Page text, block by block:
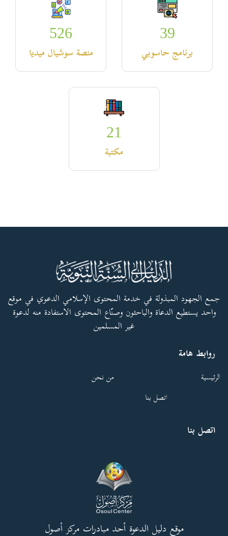
39
برنامج حاسوبي
526
منصة سوشيال ميديا
21
مكتبة
جمع الجهود المبذولة في خدمة المحتوى الإسلامي الدعوي في موقع
واحد يستطيع الدعاة والباحثون وصنّاع المحتوى الاستفادة منه لدعوة
غير المسلمين
روابط هامة
الرئيسية
من نحن
اتصل بنا
اتصل بنا
موقع دليل الدعوة أحد مبادرات مركز أصول